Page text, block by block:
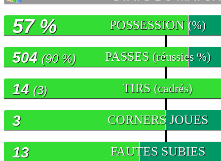
POSSESSION (%)
57 %
PASSES (réussies %)
504 (90 %)
TIRS (cadrés)
14 (3)
CORNERS JOUES
3
FAUTES SUBIES
13